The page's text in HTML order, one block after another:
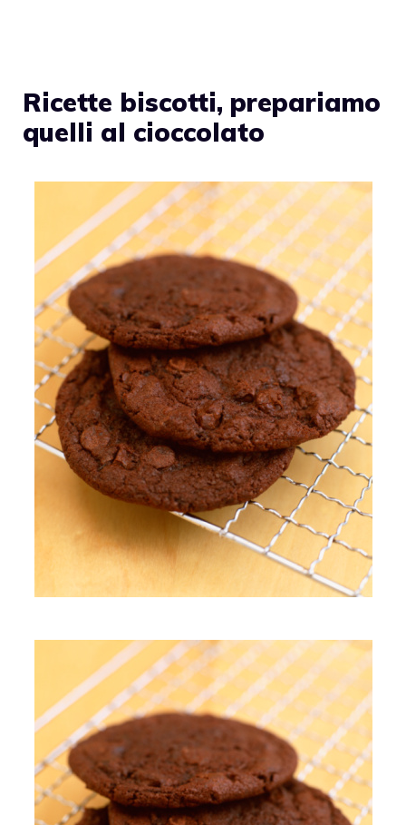
Ricette biscotti, prepariamo
quelli al cioccolato